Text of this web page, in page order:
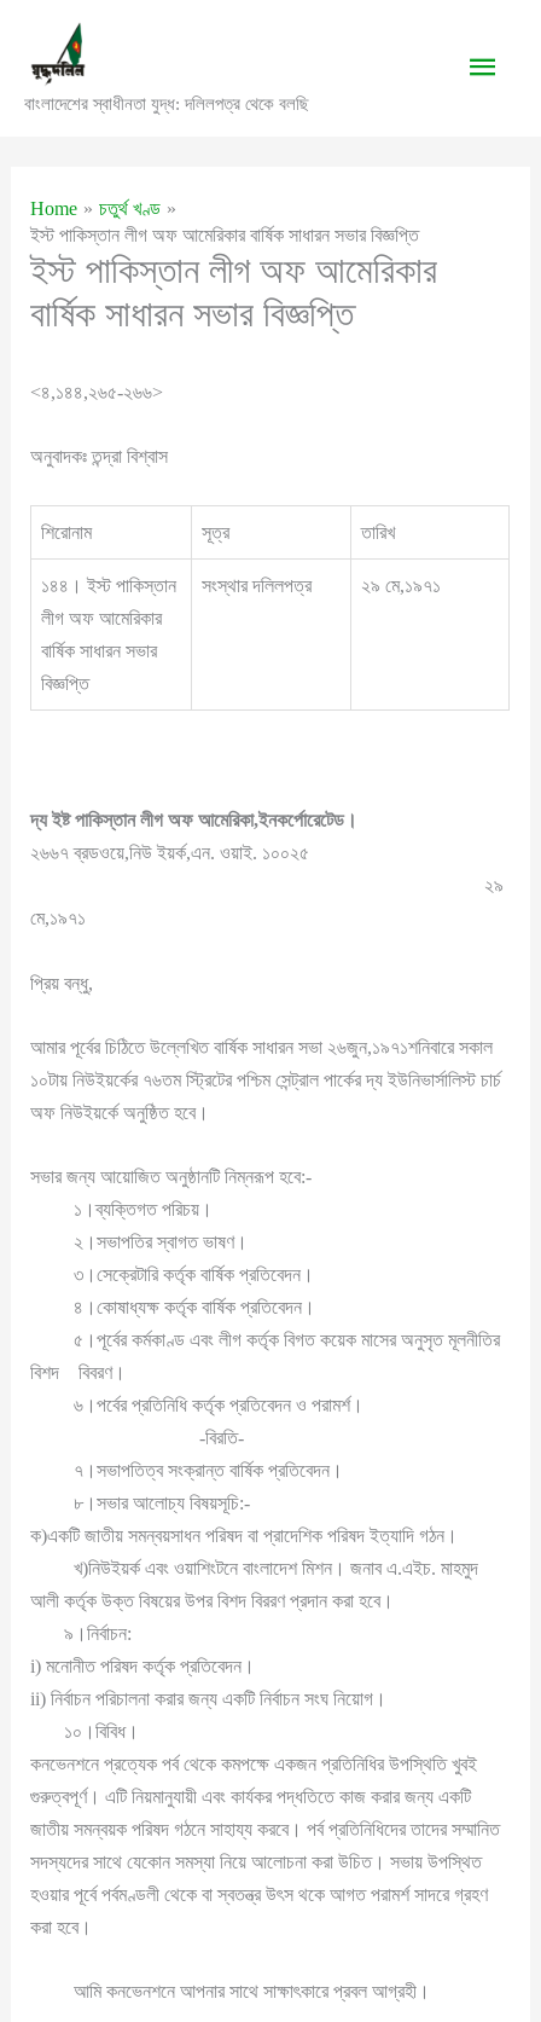
content
বাংলাদেশের স্বাধীনতা যুদ্ধ: দলিলপত্র থেকে বলছি
Main
Home
চতুর্থ খণ্ড
ইস্ট পাকিস্তান লীগ অফ আমেরিকার বার্ষিক সাধারন সভার বিজ্ঞপ্তি
ইস্ট পাকিস্তান লীগ অফ আমেরিকার
বার্ষিক সাধারন সভার বিজ্ঞপ্তি
<৪,১৪৪,২৬৫-২৬৬>
অনুবাদকঃ তন্দ্রা বিশ্বাস
শিরোনাম সূত্র তারিখ
১৪৪। ইস্ট পাকিস্তান
লীগ অফ আমেরিকার
বার্ষিক সাধারন সভার
বিজ্ঞপ্তি
সংস্থার দলিলপত্র ২৯ মে,১৯৭১
দ্য ইষ্ট পাকিস্তান লীগ অফ আমেরিকা,ইনকর্পোরেটেড।
২৬৬৭ ব্রডওয়ে,নিউ ইয়র্ক,এন. ওয়াই. ১০০২৫
২৯
মে,১৯৭১
প্রিয় বন্ধু,
আমার পূর্বের চিঠিতে উল্লেখিত বার্ষিক সাধারন সভা ২৬জুন,১৯৭১শনিবারে সকাল
১০টায় নিউইয়র্কের ৭৬তম স্ট্রিটের পশ্চিম সেন্ট্রাল পার্কের দ্য ইউনিভার্সালিস্ট চার্চ
অফ নিউইয়র্কে অনুষ্ঠিত হবে।
সভার জন্য আয়োজিত অনুষ্ঠানটি নিম্নরূপ হবে:-
১।ব্যক্তিগত পরিচয়।
২।সভাপতির স্বাগত ভাষণ।
৩।সেক্রেটারি কর্তৃক বার্ষিক প্রতিবেদন।
৪।কোষাধ্যক্ষ কর্তৃক বার্ষিক প্রতিবেদন।
৫।পূর্বের কর্মকাণ্ড এবং লীগ কর্তৃক বিগত কয়েক মাসের অনুসৃত মূলনীতির
বিশদ বিবরণ।
৬।পর্বের প্রতিনিধি কর্তৃক প্রতিবেদন ও পরামর্শ।
-বিরতি-
৭।সভাপতিত্ব সংক্রান্ত বার্ষিক প্রতিবেদন।
৮।সভার আলোচ্য বিষয়সূচি:-
ক)একটি জাতীয় সমন্বয়সাধন পরিষদ বা প্রাদেশিক পরিষদ ইত্যাদি গঠন।
খ)নিউইয়র্ক এবং ওয়াশিংটনে বাংলাদেশ মিশন। জনাব এ.এইচ. মাহমুদ
আলী কর্তৃক উক্ত বিষয়ের উপর বিশদ বিররণ প্রদান করা হবে।
৯।নির্বাচন:
i) মনোনীত পরিষদ কর্তৃক প্রতিবেদন।
ii) নির্বাচন পরিচালনা করার জন্য একটি নির্বাচন সংঘ নিয়োগ।
১০।বিবিধ।
কনভেনশনে প্রত্যেক পর্ব থেকে কমপক্ষে একজন প্রতিনিধির উপস্থিতি খুবই
গুরুত্বপূর্ণ। এটি নিয়মানুযায়ী এবং কার্যকর পদ্ধতিতে কাজ করার জন্য একটি
জাতীয় সমন্বয়ক পরিষদ গঠনে সাহায্য করবে। পর্ব প্রতিনিধিদের তাদের সম্মানিত
সদস্যদের সাথে যেকোন সমস্যা নিয়ে আলোচনা করা উচিত। সভায় উপস্থিত
হওয়ার পূর্বে পর্বমণ্ডলী থেকে বা স্বতন্ত্র উৎস থকে আগত পরামর্শ সাদরে গ্রহণ
করা হবে।
আমি কনভেনশনে আপনার সাথে সাক্ষাৎকারে প্রবল আগ্রহী।